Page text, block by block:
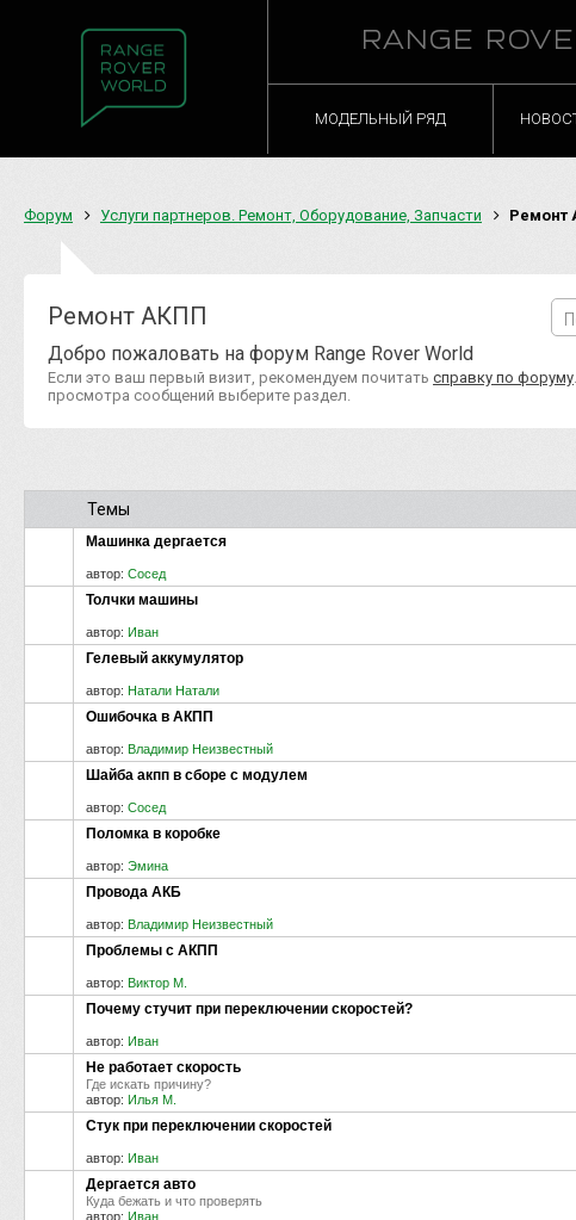
RANGE
МОДЕЛЬНЫЙ РЯД
Форум Услуги партнеров. Ремонт, Оборудование, Запчасти Ремонт
Ремонт АКПП
Добро пожаловать на форум Range Rover World
Если это ваш первый визит, рекомендуем почитать справку по форуму
просмотра сообщений выберите раздел.
Темы
Машинка дергается
автор: Сосед
Толчки машины
автор: Иван
Гелевый аккумулятор
автор: Натали Натали
Ошибочка в АКПП
автор: Владимир Неизвестный
Шайба акпп в сборе с модулем
автор: Сосед
Поломка в коробке
автор: Эмина
Провода АКБ
автор: Владимир Неизвестный
Проблемы с АКПП
автор: Виктор М.
Почему стучит при переключении скоростей?
автор: Иван
Не работает скорость
Где искать причину?
автор: Илья М.
Стук при переключении скоростей
автор: Иван
Дергается авто
Куда бежать и что проверять
автор: Иван